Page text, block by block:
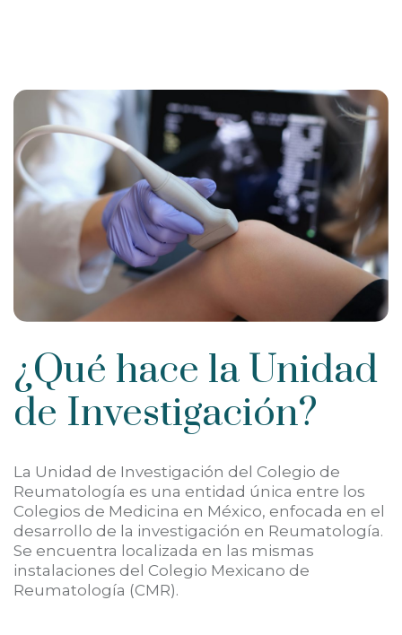
¿Qué hace la Unidad
de Investigación?
La Unidad de Investigación del Colegio de
Reumatología es una entidad única entre los
Colegios de Medicina en México, enfocada en el
desarrollo de la investigación en Reumatología.
Se encuentra localizada en las mismas
instalaciones del Colegio Mexicano de
Reumatología (CMR).